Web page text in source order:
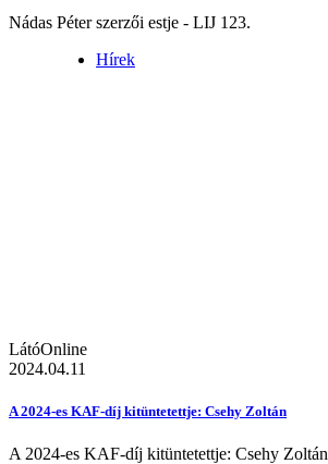
Nádas Péter szerzői estje - LIJ 123.
Hírek
LátóOnline
2024.04.11
A 2024-es KAF-díj kitüntetettje: Csehy Zoltán
A 2024-es KAF-díj kitüntetettje: Csehy Zoltán